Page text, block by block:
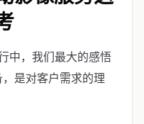
中，我们最大的感悟
是对客户需求的理